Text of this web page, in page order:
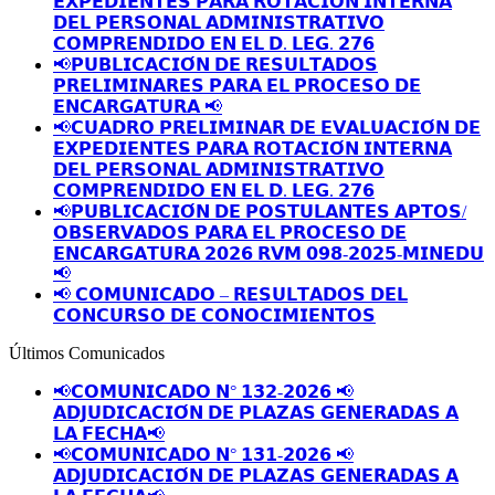
𝗗𝗘𝗟 𝗣𝗘𝗥𝗦𝗢𝗡𝗔𝗟 𝗔𝗗𝗠𝗜𝗡𝗜𝗦𝗧𝗥𝗔𝗧𝗜𝗩𝗢
𝗖𝗢𝗠𝗣𝗥𝗘𝗡𝗗𝗜𝗗𝗢 𝗘𝗡 𝗘𝗟 𝗗. 𝗟𝗘𝗚. 𝟮𝟳𝟲
📢𝗣𝗨𝗕𝗟𝗜𝗖𝗔𝗖𝗜𝗢́𝗡 𝗗𝗘 𝗥𝗘𝗦𝗨𝗟𝗧𝗔𝗗𝗢𝗦
𝗣𝗥𝗘𝗟𝗜𝗠𝗜𝗡𝗔𝗥𝗘𝗦 𝗣𝗔𝗥𝗔 𝗘𝗟 𝗣𝗥𝗢𝗖𝗘𝗦𝗢 𝗗𝗘
𝗘𝗡𝗖𝗔𝗥𝗚𝗔𝗧𝗨𝗥𝗔 📢
📢𝗖𝗨𝗔𝗗𝗥𝗢 𝗣𝗥𝗘𝗟𝗜𝗠𝗜𝗡𝗔𝗥 𝗗𝗘 𝗘𝗩𝗔𝗟𝗨𝗔𝗖𝗜𝗢́𝗡 𝗗𝗘
𝗘𝗫𝗣𝗘𝗗𝗜𝗘𝗡𝗧𝗘𝗦 𝗣𝗔𝗥𝗔 𝗥𝗢𝗧𝗔𝗖𝗜𝗢́𝗡 𝗜𝗡𝗧𝗘𝗥𝗡𝗔
𝗗𝗘𝗟 𝗣𝗘𝗥𝗦𝗢𝗡𝗔𝗟 𝗔𝗗𝗠𝗜𝗡𝗜𝗦𝗧𝗥𝗔𝗧𝗜𝗩𝗢
𝗖𝗢𝗠𝗣𝗥𝗘𝗡𝗗𝗜𝗗𝗢 𝗘𝗡 𝗘𝗟 𝗗. 𝗟𝗘𝗚. 𝟮𝟳𝟲
📢𝗣𝗨𝗕𝗟𝗜𝗖𝗔𝗖𝗜𝗢́𝗡 𝗗𝗘 𝗣𝗢𝗦𝗧𝗨𝗟𝗔𝗡𝗧𝗘𝗦 𝗔𝗣𝗧𝗢𝗦/
𝗢𝗕𝗦𝗘𝗥𝗩𝗔𝗗𝗢𝗦 𝗣𝗔𝗥𝗔 𝗘𝗟 𝗣𝗥𝗢𝗖𝗘𝗦𝗢 𝗗𝗘
𝗘𝗡𝗖𝗔𝗥𝗚𝗔𝗧𝗨𝗥𝗔 𝟮𝟬𝟮𝟲 𝗥𝗩𝗠 𝟬𝟵𝟴-𝟮𝟬𝟮𝟱-𝗠𝗜𝗡𝗘𝗗𝗨
📢
📢 𝗖𝗢𝗠𝗨𝗡𝗜𝗖𝗔𝗗𝗢 – 𝗥𝗘𝗦𝗨𝗟𝗧𝗔𝗗𝗢𝗦 𝗗𝗘𝗟
𝗖𝗢𝗡𝗖𝗨𝗥𝗦𝗢 𝗗𝗘 𝗖𝗢𝗡𝗢𝗖𝗜𝗠𝗜𝗘𝗡𝗧𝗢𝗦
Últimos Comunicados
📢𝗖𝗢𝗠𝗨𝗡𝗜𝗖𝗔𝗗𝗢 𝗡° 𝟭𝟯𝟮-𝟮𝟬𝟮𝟲 📢
𝗔𝗗𝗝𝗨𝗗𝗜𝗖𝗔𝗖𝗜𝗢́𝗡 𝗗𝗘 𝗣𝗟𝗔𝗭𝗔𝗦 𝗚𝗘𝗡𝗘𝗥𝗔𝗗𝗔𝗦 𝗔
𝗟𝗔 𝗙𝗘𝗖𝗛𝗔📢
📢𝗖𝗢𝗠𝗨𝗡𝗜𝗖𝗔𝗗𝗢 𝗡° 𝟭𝟯𝟭-𝟮𝟬𝟮𝟲 📢
𝗔𝗗𝗝𝗨𝗗𝗜𝗖𝗔𝗖𝗜𝗢́𝗡 𝗗𝗘 𝗣𝗟𝗔𝗭𝗔𝗦 𝗚𝗘𝗡𝗘𝗥𝗔𝗗𝗔𝗦 𝗔